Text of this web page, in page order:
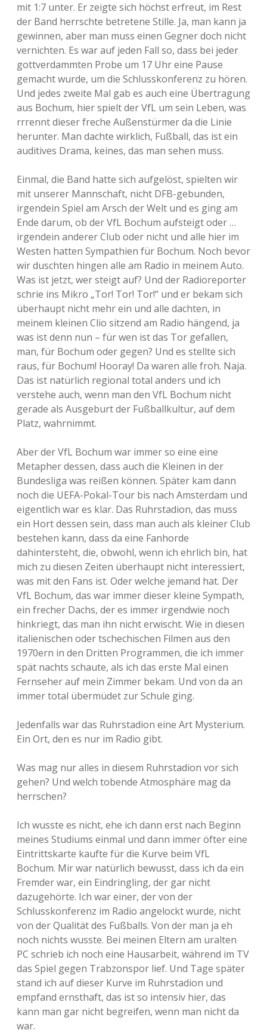
mit 1:7 unter. Er zeigte sich höchst erfreut, im Rest
der Band herrschte betretene Stille. Ja, man kann ja
gewinnen, aber man muss einen Gegner doch nicht
vernichten. Es war auf jeden Fall so, dass bei jeder
gottverdammten Probe um 17 Uhr eine Pause
gemacht wurde, um die Schlusskonferenz zu hören.
Und jedes zweite Mal gab es auch eine Übertragung
aus Bochum, hier spielt der VfL um sein Leben, was
rrrennt dieser freche Außenstürmer da die Linie
herunter. Man dachte wirklich, Fußball, das ist ein
auditives Drama, keines, das man sehen muss.
Einmal, die Band hatte sich aufgelöst, spielten wir
mit unserer Mannschaft, nicht DFB-gebunden,
irgendein Spiel am Arsch der Welt und es ging am
Ende darum, ob der VfL Bochum aufsteigt oder …
irgendein anderer Club oder nicht und alle hier im
Westen hatten Sympathien für Bochum. Noch bevor
wir duschten hingen alle am Radio in meinem Auto.
Was ist jetzt, wer steigt auf? Und der Radioreporter
schrie ins Mikro „Tor! Tor! Tor!“ und er bekam sich
überhaupt nicht mehr ein und alle dachten, in
meinem kleinen Clio sitzend am Radio hängend, ja
was ist denn nun – für wen ist das Tor gefallen,
man, für Bochum oder gegen? Und es stellte sich
raus, für Bochum! Hooray! Da waren alle froh. Naja.
Das ist natürlich regional total anders und ich
verstehe auch, wenn man den VfL Bochum nicht
gerade als Ausgeburt der Fußballkultur, auf dem
Platz, wahrnimmt.
Aber der VfL Bochum war immer so eine eine
Metapher dessen, dass auch die Kleinen in der
Bundesliga was reißen können. Später kam dann
noch die UEFA-Pokal-Tour bis nach Amsterdam und
eigentlich war es klar. Das Ruhrstadion, das muss
ein Hort dessen sein, dass man auch als kleiner Club
bestehen kann, dass da eine Fanhorde
dahintersteht, die, obwohl, wenn ich ehrlich bin, hat
mich zu diesen Zeiten überhaupt nicht interessiert,
was mit den Fans ist. Oder welche jemand hat. Der
VfL Bochum, das war immer dieser kleine Sympath,
ein frecher Dachs, der es immer irgendwie noch
hinkriegt, das man ihn nicht erwischt. Wie in diesen
italienischen oder tschechischen Filmen aus den
1970ern in den Dritten Programmen, die ich immer
spät nachts schaute, als ich das erste Mal einen
Fernseher auf mein Zimmer bekam. Und von da an
immer total übermüdet zur Schule ging.
Jedenfalls war das Ruhrstadion eine Art Mysterium.
Ein Ort, den es nur im Radio gibt.
Was mag nur alles in diesem Ruhrstadion vor sich
gehen? Und welch tobende Atmosphäre mag da
herrschen?
Ich wusste es nicht, ehe ich dann erst nach Beginn
meines Studiums einmal und dann immer öfter eine
Eintrittskarte kaufte für die Kurve beim VfL
Bochum. Mir war natürlich bewusst, dass ich da ein
Fremder war, ein Eindringling, der gar nicht
dazugehörte. Ich war einer, der von der
Schlusskonferenz im Radio angelockt wurde, nicht
von der Qualität des Fußballs. Von der man ja eh
noch nichts wusste. Bei meinen Eltern am uralten
PC schrieb ich noch eine Hausarbeit, während im TV
das Spiel gegen Trabzonspor lief. Und Tage später
stand ich auf dieser Kurve im Ruhrstadion und
empfand ernsthaft, das ist so intensiv hier, das
kann man gar nicht begreifen, wenn man nicht da
war.